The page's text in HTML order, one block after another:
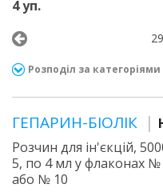
4 уп.
Розподіл за категоріями
ГЕПАРИН-БІОЛІК
Розчин для ін'єкцій,
5, по 4 мл у флаконах
або № 10